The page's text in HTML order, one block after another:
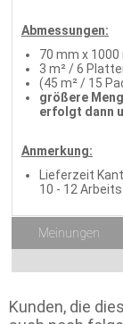
Abmessungen:
70 mm x
3 m² / 6
(45 m² / 15
größere
erfolgt dann
Anmerkung:
Lieferzeit
10 - 12
Meinungen
Kunden, die